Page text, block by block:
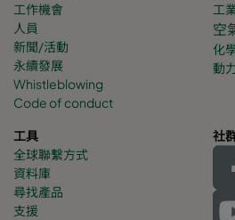
工作機會
人員
新聞/活動
永續發展
Whistleblowing
Code of conduct
工
空
化
動
工具
全球聯繫方式
資料庫
尋找產品
支援
社